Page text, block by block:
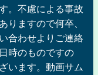
。不慮による事故
りますので何卒、
合わせよりご連絡
時のものですの
います。動画サム